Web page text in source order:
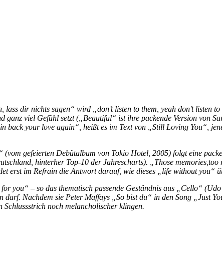
lass dir nichts sagen“ wird „don’t listen to them, yeah don’t listen
ganz viel Gefühl setzt („Beautiful“ ist ihre packende Version von
back your love again“, heißt es im Text von „Still Loving You“,
(vom gefeierten Debütalbum von Tokio Hotel, 2005) folgt eine
hinterher Top-10 der Jahrescharts). „Those
erst im Refrain die Antwort darauf, wie dieses „life without you“
you“ – so das thematisch passende Geständnis aus „Cello“
darf. Nachdem sie Peter Maffays „So bist du“ in den Song
Schlussstrich noch melancholischer klingen.